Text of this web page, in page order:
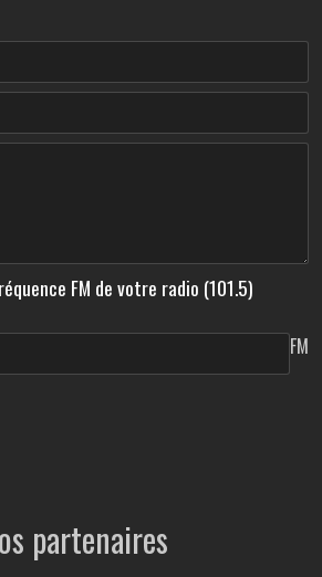
FM de votre radio (101.5)
FM
partenaires